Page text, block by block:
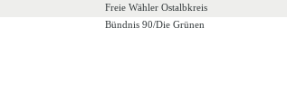
Freie Wähler Ostalbkreis
Bündnis 90/Die Grünen